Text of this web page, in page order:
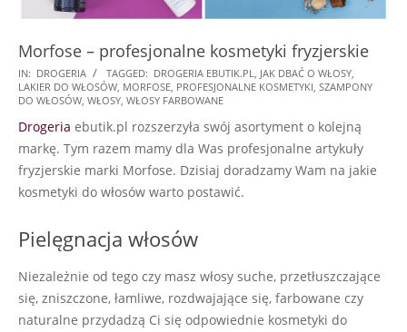
Morfose – profesjonalne kosmetyki fryzjerskie
2025-
08-
IN: DROGERIA TAGGED: DROGERIA EBUTIK.PL, JAK DBAĆ O WŁOSY,
LAKIER DO WŁOSÓW, MORFOSE, PROFESJONALNE KOSMETYKI, SZAMPONY
DO WŁOSÓW, WŁOSY, WŁOSY FARBOWANE
Drogeria ebutik.pl rozszerzyła swój asortyment o kolejną
markę. Tym razem mamy dla Was profesjonalne artykuły
fryzjerskie marki Morfose. Dzisiaj doradzamy Wam na jakie
kosmetyki do włosów warto postawić.
Pielęgnacja włosów
Niezależnie od tego czy masz włosy suche, przetłuszczające
się, zniszczone, łamliwe, rozdwajające się, farbowane czy
naturalne przydadzą Ci się odpowiednie kosmetyki do